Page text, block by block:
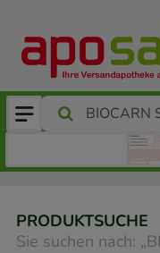
PRODUKTSUCHE
Sie suchen nach: „